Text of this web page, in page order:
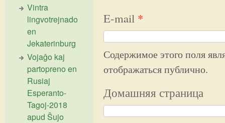
E-mail *
Содержимое этого поля
отображаться публично.
Домашняя страница
Vintra
lingvotrejnado
en
Jekaterinburg
Vojaĝo kaj
partopreno en
Rusiaj
Esperanto-
Tagoj-2018
apud Ŝujo